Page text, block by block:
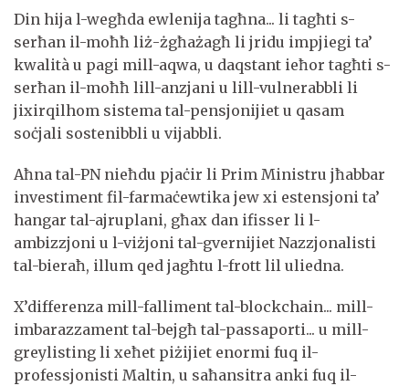
Din hija l-wegħda ewlenija tagħna... li tagħti s-
serħan il-moħħ liż-żgħażagħ li jridu impjiegi ta’
kwalità u pagi mill-aqwa, u daqstant ieħor tagħti s-
serħan il-moħħ lill-anzjani u lill-vulnerabbli li
jixirqilhom sistema tal-pensjonijiet u qasam
soċjali sostenibbli u vijabbli.
Aħna tal-PN nieħdu pjaċir li Prim Ministru jħabbar
investiment fil-farmaċewtika jew xi estensjoni ta’
hangar tal-ajruplani, għax dan ifisser li l-
ambizzjoni u l-viżjoni tal-gvernijiet Nazzjonalisti
tal-bieraħ, illum qed jagħtu l-frott lil uliedna.
X’differenza mill-falliment tal-blockchain... mill-
imbarazzament tal-bejgħ tal-passaporti... u mill-
greylisting li xeħet piżijiet enormi fuq il-
professjonisti Maltin, u saħansitra anki fuq il-